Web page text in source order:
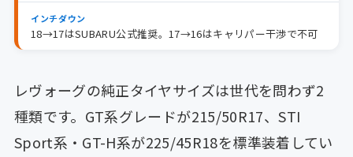
インチダウン
18→17はSUBARU公式推奨。17→16はキャリパー干渉で不可
レヴォーグの純正タイヤサイズは世代を問わず2
種類です。GT系グレードが215/50R17、STI
Sport系・GT-H系が225/45R18を標準装着してい